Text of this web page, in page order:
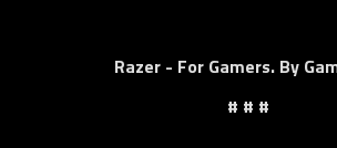
Razer - For Gamers. By
# # #